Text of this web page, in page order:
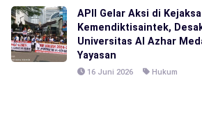
APII Gelar Aksi di
Kemendiktisaintek,
Universitas Al Azhar
Yayasan
16 Juni 2026 Hukum